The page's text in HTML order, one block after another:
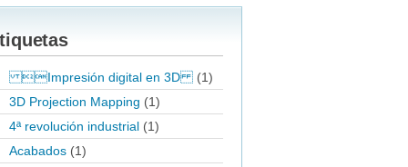
Impresión digital en 3D (1)
3D Projection Mapping (1)
4ª revolución industrial (1)
Acabados (1)